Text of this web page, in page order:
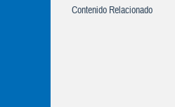
Contenido Relacionado